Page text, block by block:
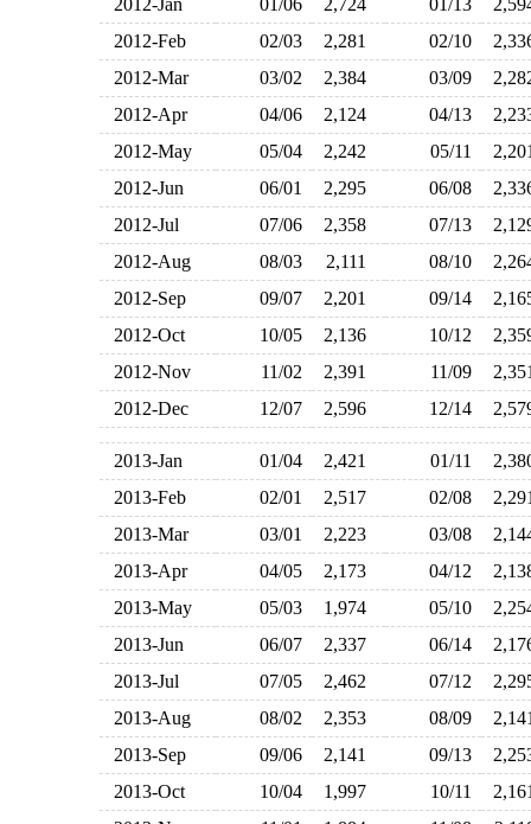
2012-Jan 01/06 2,724 01/13
2012-Feb
02/03 2,281 02/10
2012-Mar
03/02 2,384 03/09
2012-Apr
04/06 2,124 04/13
2012-May
05/04 2,242 05/11
2012-Jun
06/01 2,295 06/08
2012-Jul
07/06 2,358 07/13
2012-Aug
08/03 2,111 08/10
2012-Sep
09/07 2,201 09/14
2012-Oct
10/05 2,136 10/12
2012-Nov
11/02 2,391 11/09
2012-Dec
12/07 2,596 12/14
2013-Jan 01/04 2,421 01/11
2013-Feb
02/01 2,517 02/08
2013-Mar
03/01 2,223 03/08
2013-Apr
04/05 2,173 04/12
2013-May
05/03 1,974 05/10
2013-Jun
06/07 2,337 06/14
2013-Jul
07/05 2,462 07/12
2013-Aug
08/02 2,353 08/09
2013-Sep
09/06 2,141 09/13
2013-Oct
10/04 1,997 10/11